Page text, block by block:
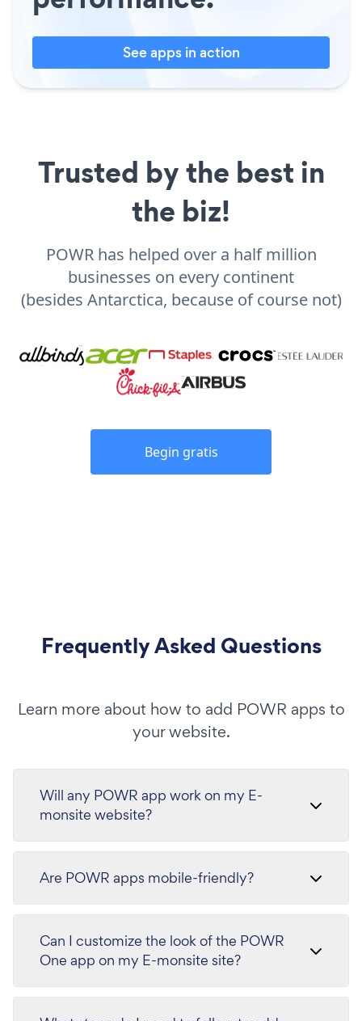
See apps in action
Trusted by the best in
the biz!
POWR has helped over a half million
businesses on every continent
(besides Antarctica, because of course not)
Begin gratis
Frequently Asked Questions
Learn more about how to add POWR apps to
your website.
Will any POWR app work on my E-
monsite website?
Are POWR apps mobile-friendly?
Can I customize the look of the POWR
One app on my E-monsite site?